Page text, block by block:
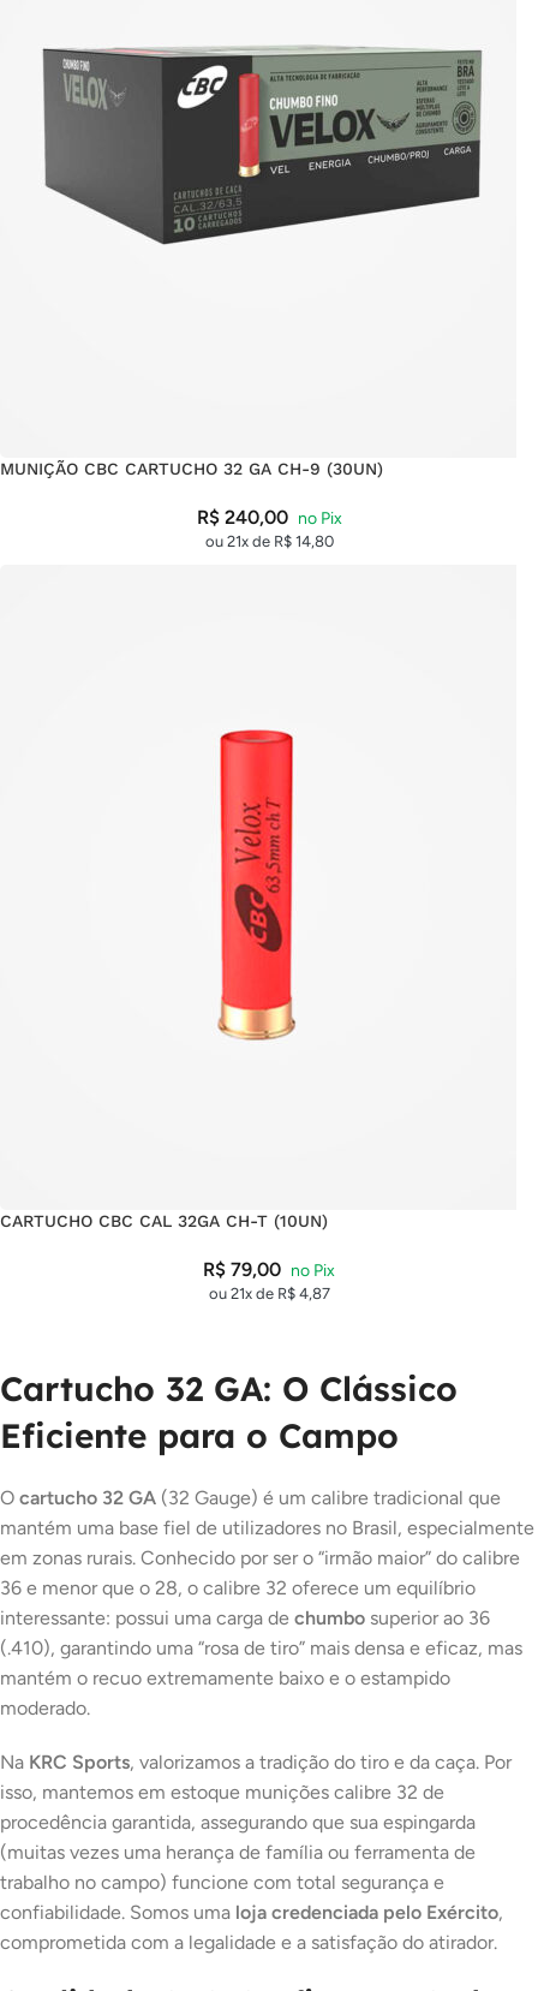
MUNIÇÃO CBC CARTUCHO 32 GA CH-9 (30UN)
R$240,00
ou 21x de R$ 14,80
CARTUCHO CBC CAL 32GA CH-T (10UN)
R$ 79,00
ou 21x de R$ 4,87
Cartucho 32 GA: O Clássico
Eficiente para o Campo
O cartucho 32 GA (32 Gauge) é um calibre tradicional que
mantém uma base fiel de utilizadores no Brasil, especialmente
em zonas rurais. Conhecido por ser o “irmão maior” do calibre
36 e menor que o 28, o calibre 32 oferece um equilíbrio
interessante: possui uma carga de chumbo superior ao 36
(.410), garantindo uma “rosa de tiro” mais densa e eficaz, mas
mantém o recuo extremamente baixo e o estampido
moderado.
Na KRC Sports, valorizamos a tradição do tiro e da caça. Por
isso, mantemos em estoque munições calibre 32 de
procedência garantida, assegurando que sua espingarda
(muitas vezes uma herança de família ou ferramenta de
trabalho no campo) funcione com total segurança e
confiabilidade. Somos uma loja credenciada pelo Exército,
comprometida com a legalidade e a satisfação do atirador.